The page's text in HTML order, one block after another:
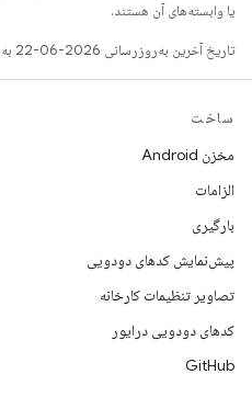
یا وابسته‌های آن هستند.
تاریخ آخرین به‌روزرسانی 2026-06-22 به‌وقت ساعت هماهنگ جهانی.
ساخت
مخزن Android
الزامات
بارگیری
پیش‌نمایش کدهای دودویی
تصاویر تنظیمات کارخانه
کدهای دودویی درایور
GitHub